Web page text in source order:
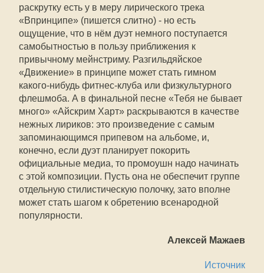
раскрутку есть у в меру лирического трека
«Впринципе» (пишется слитно) - но есть
ощущение, что в нём дуэт немного поступается
самобытностью в пользу приближения к
привычному мейнстриму. Разгильдяйское
«Движение» в принципе может стать гимном
какого-нибудь фитнес-клуба или физкультурного
флешмоба. А в финальной песне «Тебя не бывает
много» «Айскрим Харт» раскрываются в качестве
нежных лириков: это произведение с самым
запоминающимся припевом на альбоме, и,
конечно, если дуэт планирует покорить
официальные медиа, то промоушн надо начинать
с этой композиции. Пусть она не обеспечит группе
отдельную стилистическую полочку, зато вполне
может стать шагом к обретению всенародной
популярности.
Алексей Мажаев
Источник